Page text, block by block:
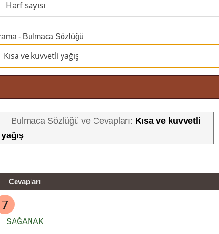
- Bulmaca Sözlüğü
Bulmaca Sözlüğü ve Cevapları: Kısa ve kuvvetli
yağış
Cevapları
7
SAĞANAK